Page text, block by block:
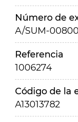
Número de
A/SUM-
Referencia
1006274
Código de la
A13013782